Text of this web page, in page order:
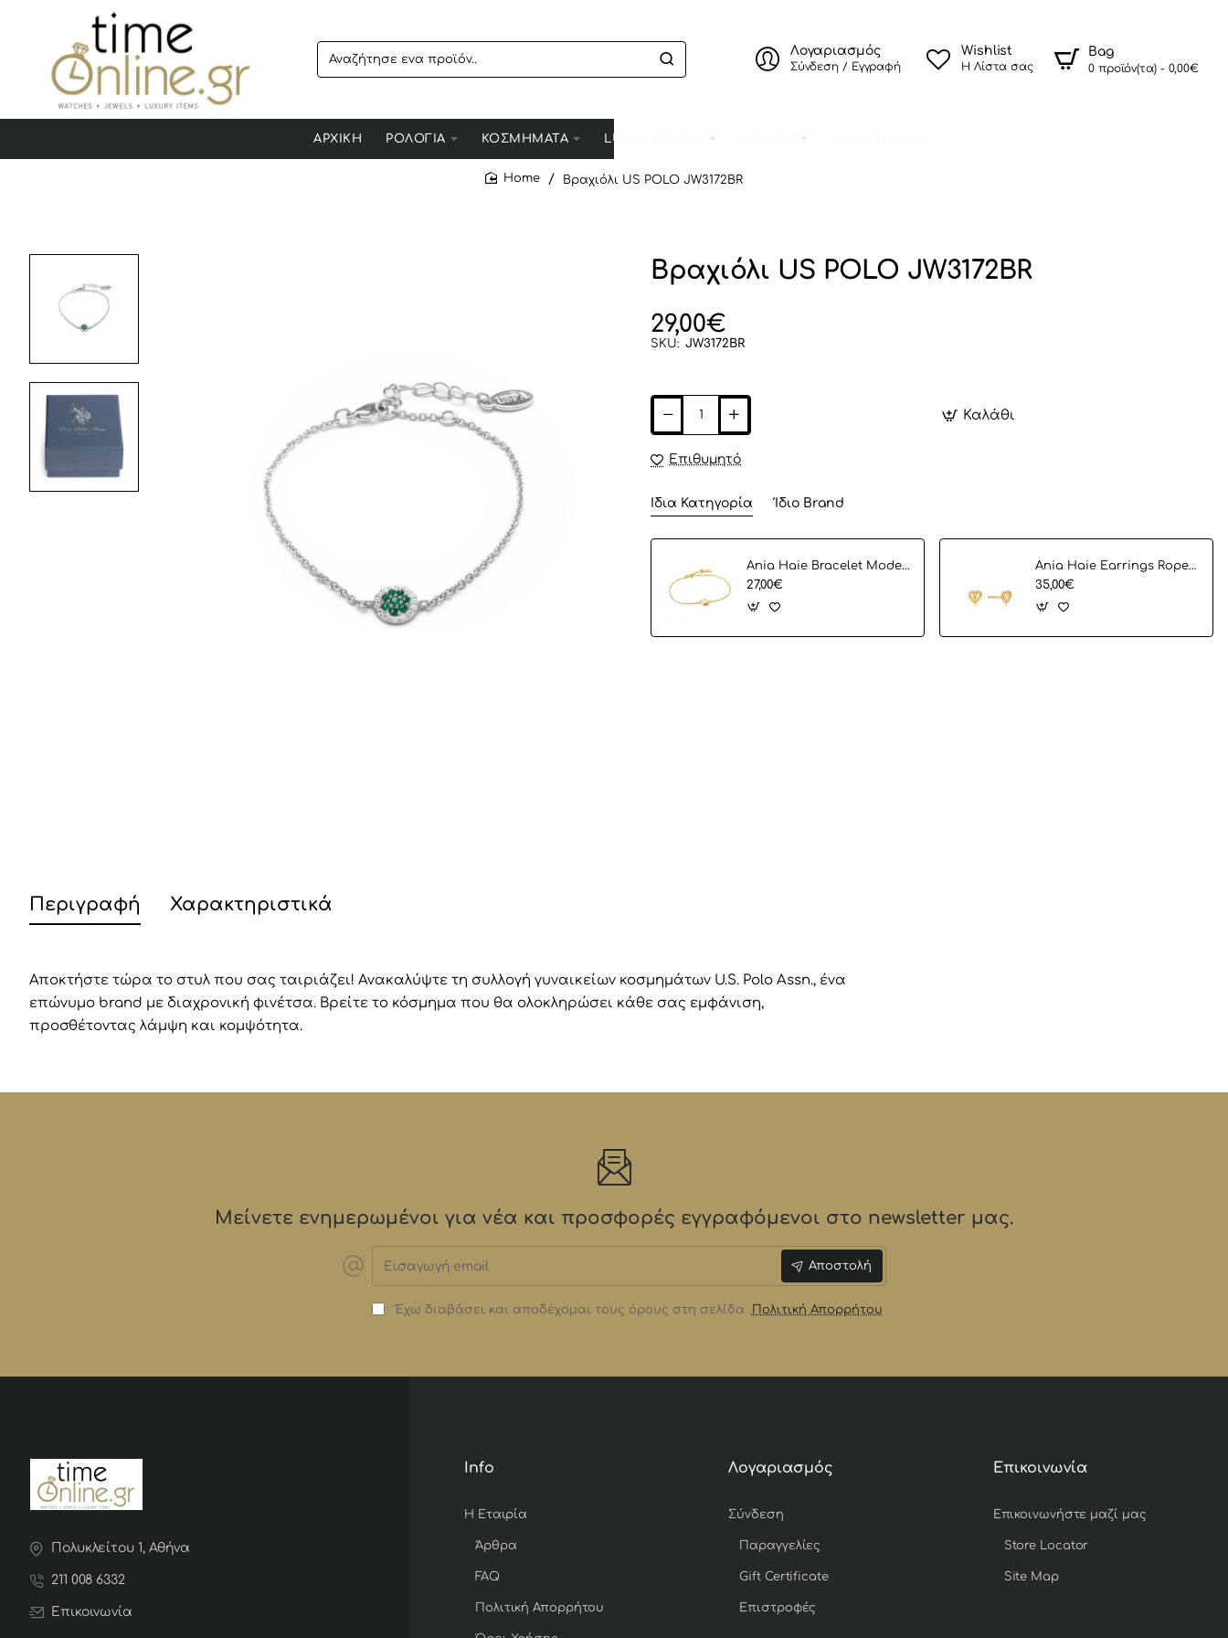
Αναζήτησε
ενα
Λογαριασμός
Σύνδεση / Εγγραφή
Wishlist
Η Λίστα σας
Bag
0 προϊόν(τα) - 0,00€
ΑΡΧΙΚΗ ΡΟΛΟΓΙΑ ΚΟΣΜΗΜΑΤΑ LUXURY ITEMS
Βραχιόλι US POLO JW3172BR
Βραχιόλι US POLO JW3172BR
29,00€
SKU: JW3172BR
Καλάθι
Επιθυμητό
Ίδια Κατηγορία Ίδιο Brand
Ania Haie Bracelet Modern Cirlce B002-02G
27,00€
Ania Haie Earrings Rope Heart Bar E036-02G
35,00€
Περιγραφή Χαρακτηριστικά
Αποκτήστε τώρα το στυλ που σας ταιριάζει! Ανακαλύψτε τη συλλογή γυναικείων κοσμημάτων U.S. Polo Assn., ένα
επώνυμο brand με διαχρονική φινέτσα. Βρείτε το κόσμημα που θα ολοκληρώσει κάθε σας εμφάνιση,
προσθέτοντας λάμψη και κομψότητα.
Μείνετε ενημερωμένοι για νέα και προσφορές εγγραφόμενοι στο newsletter μας.
email
Αποστολή
Έχω διαβάσει και αποδέχομαι τους όρους στη σελίδα Πολιτική Απορρήτου
Πολυκλείτου 1, Αθήνα
211 008 6332
Επικοινωνία
Info
Η Εταιρία
Άρθρα
FAQ
Πολιτική Απορρήτου
Λογαριασμός
Σύνδεση
Παραγγελίες
Gift Certificate
Επιστροφές
Επικοινωνία
Επικοινωνήστε μαζί μας
Store Locator
Site Map